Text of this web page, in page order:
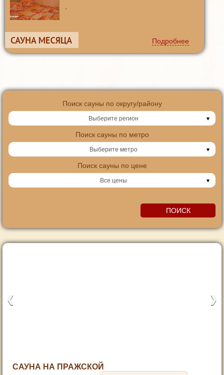
Подробнее
Поиск сауны по округу/району
Выберите регион
Поиск сауны по метро
Выберите метро
Поиск сауны по цене
Все цены
САУНА НА ПРАЖСКОЙ